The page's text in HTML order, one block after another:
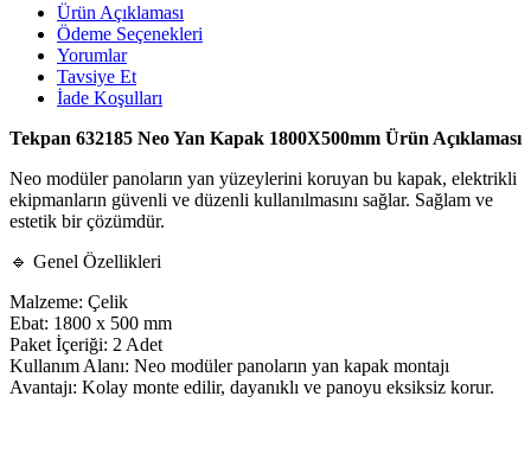
Ürün Açıklaması
Ödeme Seçenekleri
Yorumlar
Tavsiye Et
İade Koşulları
Tekpan 632185 Neo Yan Kapak 1800X500mm Ürün Açıklaması
Neo modüler panoların yan yüzeylerini koruyan bu kapak, elektrikli
ekipmanların güvenli ve düzenli kullanılmasını sağlar. Sağlam ve
estetik bir çözümdür.
🔹 Genel Özellikleri
Malzeme: Çelik
Ebat: 1800 x 500 mm
Paket İçeriği: 2 Adet
Kullanım Alanı: Neo modüler panoların yan kapak montajı
Avantajı: Kolay monte edilir, dayanıklı ve panoyu eksiksiz korur.